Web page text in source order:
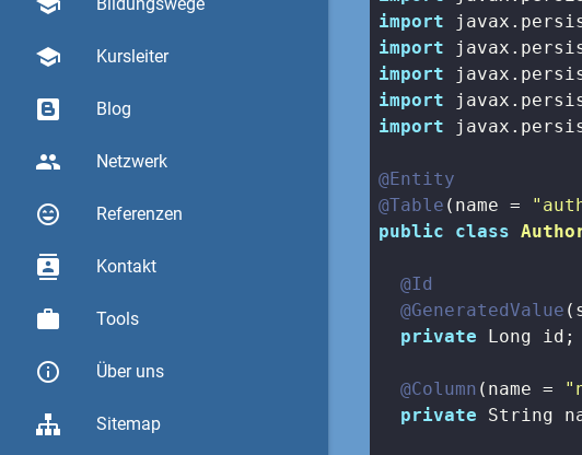
school Kursleiter
Blog
group Netzwerk
sentiment_very_satisfied Referenzen
contacts Kontakt
work Tools
info_outline Über uns
Sitemap
import
import
import
import
import
@Entity
@Table (name =
public
class
@Id
@GeneratedValue
private Long id;
@Column (name =
private String